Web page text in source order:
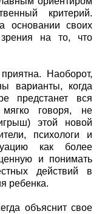
критерий.
основании своих
на то, что
Наоборот,
варианты, когда
предстанет вся
мягко говоря, не
этой новой
психологи и
как более
и понимать
действий в
ребенка.
объяснит свое